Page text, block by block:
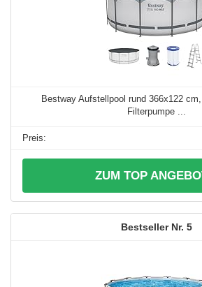
Bestway Aufstellpool rund 366x122
Filterpumpe ...
ZUM TOP
5